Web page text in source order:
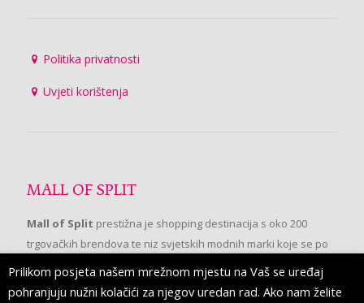
Politika privatnosti
Uvjeti korištenja
MALL OF SPLIT
Mall of Split prestižna je shopping destinacija s oko 200
trgovačkih brendova te niz svjetskih modnih marki koje se po
prvi put pojavljuju u Splitu.
Prilikom posjeta našem mrežnom mjestu na Vaš se uređaj
pohranjuju nužni kolačići za njegov uredan rad. Ako nam želite